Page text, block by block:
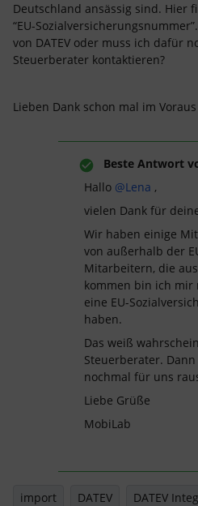
Deutschland ansässig sind. Hier
“EU-
von DATEV oder muss ich dafür
Steuerberater kontaktieren?
Lieben Dank schon mal im
Beste Antwort
Hallo @Lena ,
vielen Dank für
Wir haben einige
von außerhalb der
Mitarbeitern, die
kommen bin ich mir
eine EU-
haben.
Das weiß
Steuerberater.
nochmal für uns
Liebe Grüße
MobiLab
import DATEV DATEV